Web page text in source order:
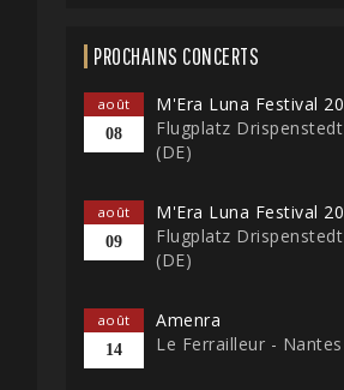
PROCHAINS CONCERTS
août
08
M'Era Luna Festival
Flugplatz
(DE)
août
09
M'Era Luna Festival
Flugplatz
(DE)
août
14
Amenra
Le Ferrailleur -